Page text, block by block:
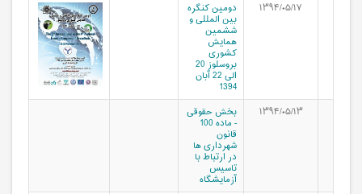
۱۳۹۴/۰۵/۱۷ دومین کنگره
بین المللی و
ششمین
همايش
کشوری
بروسلوز 20
الی 22 آبان
1394
۱۳۹۴/۰۵/۱۳
بخش حقوقی
- ماده 100
قانون
شهرداری ها
در ارتباط با
تاسیس
آزمایشگاه